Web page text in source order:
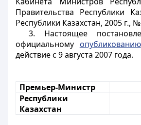
Правительства Республики
Республики Казахстан, 2005 г., №
3. Настоящее
официальному опубликованию
действие с 9 августа 2007 года.
Премьер-Министр
Республики
Казахстан